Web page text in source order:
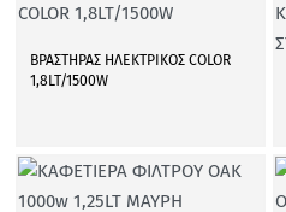
ΒΡΑΣΤΗΡΑΣ ΗΛΕΚΤΡΙΚΟΣ COLOR
1,8LT/1500W